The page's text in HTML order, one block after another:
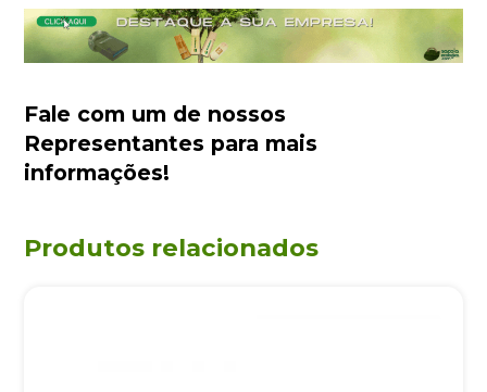
Fale com um de nossos
Representantes para mais
informações!
Produtos relacionados